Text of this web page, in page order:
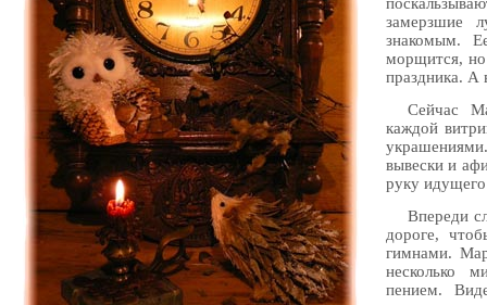
замерзшие
знакомым.
морщится,
праздника. А
Сейчас
каждой
вывески и
руку
Впереди
дороге,
гимнами.
несколько
пением.